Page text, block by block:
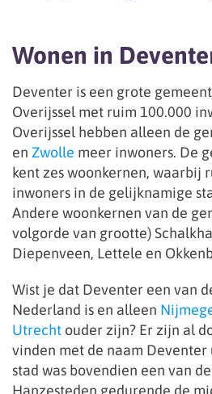
Wonen in
Deventer is een grote
Overijssel met ruim 100.000
Overijssel hebben alleen de
en Zwolle meer inwoners. De
kent zes woonkernen, waarbij
inwoners in de gelijknamige
Andere woonkernen van de
volgorde van grootte)
Diepenveen, Lettele en
Wist je dat Deventer een van
Nederland is en alleen
Utrecht ouder zijn? Er zijn al
vinden met de naam Deventer
stad was bovendien een van
Hanzesteden gedurende de